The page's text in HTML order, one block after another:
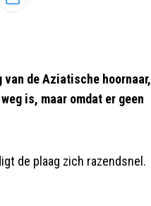
de Aziatische hoornaar,
is, maar omdat er geen
de plaag zich razendsnel.